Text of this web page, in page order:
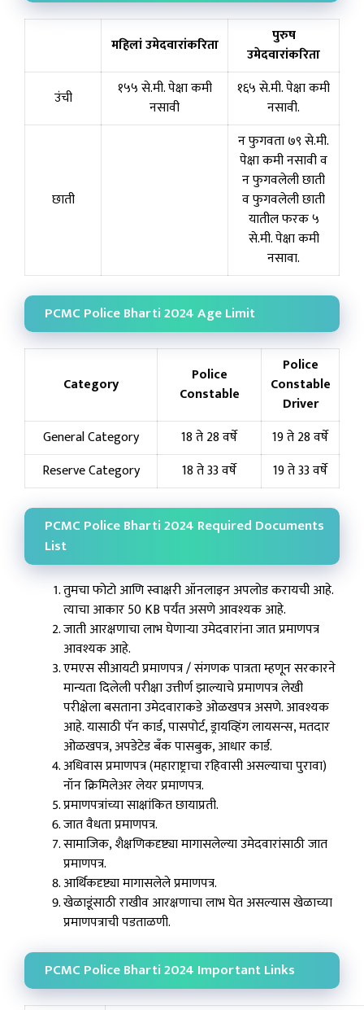
महिलां उमेदवारांकरिता
पुरुष
उमेदवारांकरिता
उंची
१५५ से.मी. पेक्षा कमी
नसावी
१६५ से.मी. पेक्षा कमी
नसावी.
छाती
न फुगवता ७९ से.मी.
पेक्षा कमी नसावी व
न फुगवलेली छाती
व फुगवलेली छाती
यातील फरक ५
से.मी. पेक्षा कमी
नसावा.
PCMC Police Bharti 2024 Age Limit
Category
Police
Constable
Police
Constable
Driver
General Category
18 ते 28 वर्षे
19 ते 28 वर्षे
Reserve Category
18 ते 33 वर्षे 19 ते 33 वर्षे
PCMC Police Bharti 2024 Required Documents
List
तुमचा फोटो आणि स्वाक्षरी ऑनलाइन अपलोड करायची आहे.
त्याचा आकार 50 KB पर्यंत असणे आवश्यक आहे.
जाती आरक्षणाचा लाभ घेणाऱ्या उमेदवारांना जात प्रमाणपत्र
आवश्यक आहे.
एमएस सीआयटी प्रमाणपत्र / संगणक पात्रता म्हणून सरकारने
मान्यता दिलेली परीक्षा उत्तीर्ण झाल्याचे प्रमाणपत्र लेखी
परीक्षेला बसताना उमेदवाराकडे ओळखपत्र असणे. आवश्यक
आहे. यासाठी पॅन कार्ड, पासपोर्ट, ड्रायव्हिंग लायसन्स, मतदार
ओळखपत्र, अपडेटेड बँक पासबुक, आधार कार्ड.
अधिवास प्रमाणपत्र (महाराष्ट्राचा रहिवासी असल्याचा पुरावा)
नॉन क्रिमिलेअर लेयर प्रमाणपत्र.
प्रमाणपत्रांच्या साक्षांकित छायाप्रती.
जात वैधता प्रमाणपत्र.
सामाजिक, शैक्षणिकदृष्ट्या मागासलेल्या उमेदवारांसाठी जात
प्रमाणपत्र.
आर्थिकदृष्ट्या मागासलेले प्रमाणपत्र.
खेळाडूंसाठी राखीव आरक्षणाचा लाभ घेत असल्यास खेळाच्या
प्रमाणपत्राची पडताळणी.
PCMC Police Bharti 2024 Important Links